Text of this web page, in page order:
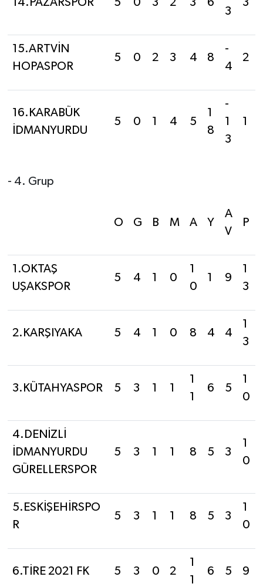
14.PAZARSPOR 5 0 3 2 3 6
3
3
15.ARTVİN
HOPASPOR
5 0 2 3 4 8
-
4
2
16.KARABÜK
İDMANYURDU
5 0 1 4 5
1
8
-
1
3
1
- 4. Grup
O G B M A Y
A
V
P
1.OKTAŞ
UŞAKSPOR
5 4 1 0
1
0
1 9
1
3
2.KARŞIYAKA 5 4 1 0 8 4 4
1
3
3.KÜTAHYASPOR 5 3 1 1
1
1
6 5
1
0
4.DENİZLİ
İDMANYURDU
GÜRELLERSPOR
5 3 1 1 8 5 3
1
0
5.ESKİŞEHİRSPO
R
5 3 1 1 8 5 3
1
0
6.TİRE 2021 FK 5 3 0 2
1
1
6 5 9